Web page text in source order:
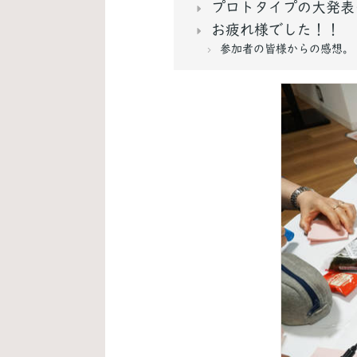
プロトタイプの大発
お疲れ様でした！！
参加者の皆様からの感想。